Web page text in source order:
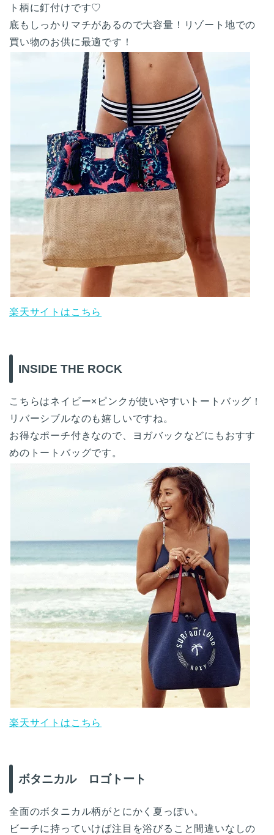
ト柄に釘付けです♡
底もしっかりマチがあるので大容量！リゾート地での
買い物のお供に最適です！
楽天サイトはこちら
INSIDE THE ROCK
こちらはネイビー×ピンクが使いやすいトートバッグ！
リバーシブルなのも嬉しいですね。
お得なポーチ付きなので、ヨガバックなどにもおすす
めのトートバッグです。
楽天サイトはこちら
ボタニカル ロゴトート
全面のボタニカル柄がとにかく夏っぽい。
ビーチに持っていけば注目を浴びること間違いなしの